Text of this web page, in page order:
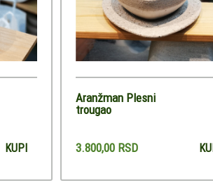
KUPI
Aranžman Plesni
trougao
3.800,00 RSD